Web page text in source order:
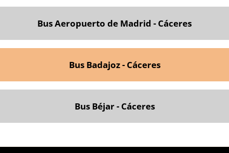
Bus Aeropuerto de Madrid - Cáceres
Bus Badajoz - Cáceres
Bus Béjar - Cáceres